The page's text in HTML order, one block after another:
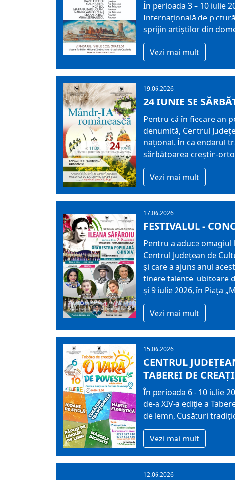
În perioada 3 – 10 iulie
Internațională de
sprijin artiştilor din
Vezi mai mult
19.06.2026
24 IUNIE SE
Pentru că în fiecare an
denumită, Centrul
național. În calendarul
sărbătoarea creștin-
Vezi mai mult
17.06.2026
FESTIVALUL -
Pentru a aduce omagiul
Centrul Judeţean de
şi care a ajuns anul
tinere talente iubitoare
și 9 iulie 2026, în Piața
Vezi mai mult
15.06.2026
CENTRUL
TABEREI DE
În perioada 6 - 10 iulie
de-a XIV-a ediție a
de lemn, Cusături
Vezi mai mult
12.06.2026